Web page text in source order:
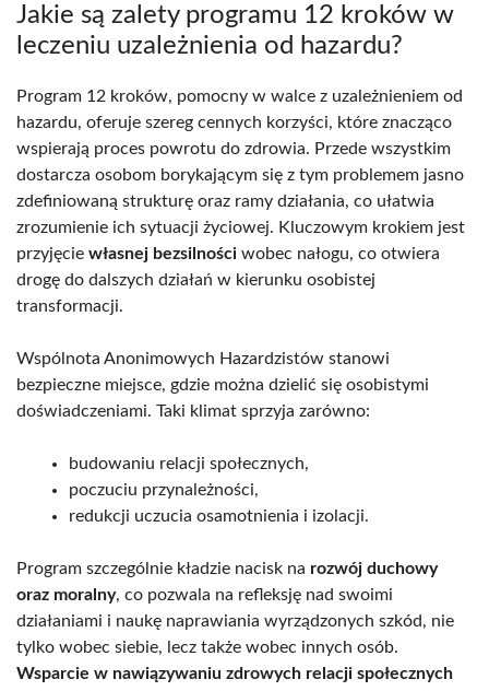
Jakie są zalety programu 12 kroków w
leczeniu uzależnienia od hazardu?
Program 12 kroków, pomocny w walce z uzależnieniem od
hazardu, oferuje szereg cennych korzyści, które znacząco
wspierają proces powrotu do zdrowia. Przede wszystkim
dostarcza osobom borykającym się z tym problemem jasno
zdefiniowaną strukturę oraz ramy działania, co ułatwia
zrozumienie ich sytuacji życiowej. Kluczowym krokiem jest
przyjęcie własnej bezsilności wobec nałogu, co otwiera
drogę do dalszych działań w kierunku osobistej
transformacji.
Wspólnota Anonimowych Hazardzistów stanowi
bezpieczne miejsce, gdzie można dzielić się osobistymi
doświadczeniami. Taki klimat sprzyja zarówno:
budowaniu relacji społecznych,
poczuciu przynależności,
redukcji uczucia osamotnienia i izolacji.
Program szczególnie kładzie nacisk na rozwój duchowy
oraz moralny, co pozwala na refleksję nad swoimi
działaniami i naukę naprawiania wyrządzonych szkód, nie
tylko wobec siebie, lecz także wobec innych osób.
Wsparcie w nawiązywaniu zdrowych relacji społecznych